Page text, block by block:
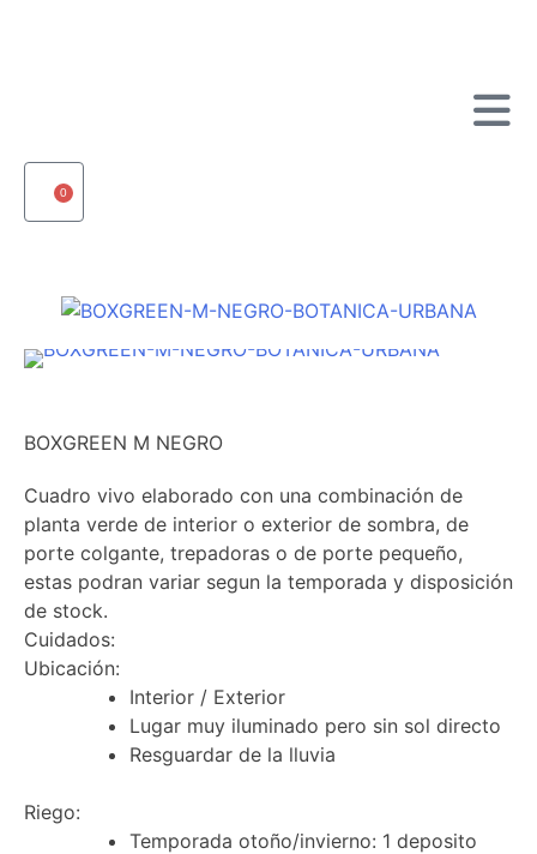
0
BOXGREEN M NEGRO
Cuadro vivo elaborado con una combinación de
planta verde de interior o exterior de sombra, de
porte colgante, trepadoras o de porte pequeño,
estas podran variar segun la temporada y disposición
de stock.
Cuidados:
Ubicación:
Interior / Exterior
Lugar muy iluminado pero sin sol directo
Resguardar de la lluvia
Riego:
Temporada otoño/invierno: 1 deposito